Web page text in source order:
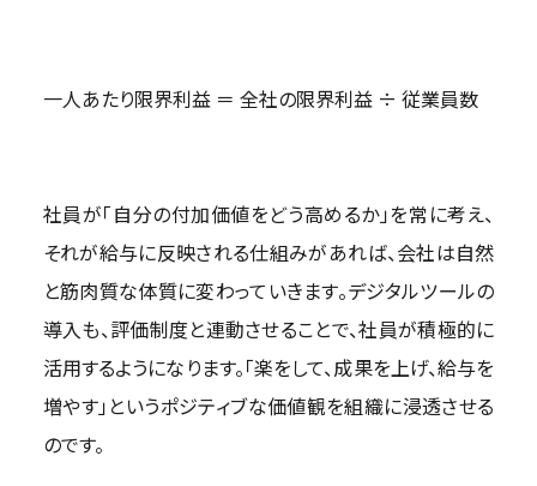
一人あたり限界利益 ＝ 全社の限界利益 ÷ 従業員数
社員が「自分の付加価値をどう高めるか」を常に考え、
それが給与に反映される仕組みがあれば、会社は自然
と筋肉質な体質に変わっていきます。デジタルツールの
導入も、評価制度と連動させることで、社員が積極的に
活用するようになります。「楽をして、成果を上げ、給与を
増やす」というポジティブな価値観を組織に浸透させる
のです。